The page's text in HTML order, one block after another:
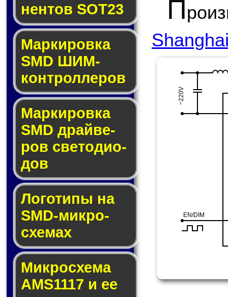
нен­тов SOT23
Маркировка
SMD ШИМ-
кон­трол­ле­ров
Маркировка
SMD драй­ве­
ров све­то­ди­о­
дов
Логотипы на
SMD-мик­ро­
схе­мах
Микросхема
AMS1117 и ее
П
EN/DIM
~220V